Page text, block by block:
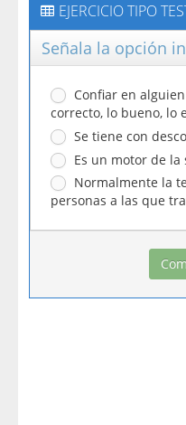
EJERCICIO TIPO
Señala la opción
Confiar en
correcto, lo bueno, lo
Se tiene con
Es un motor de la
Normalmente la
personas a las que